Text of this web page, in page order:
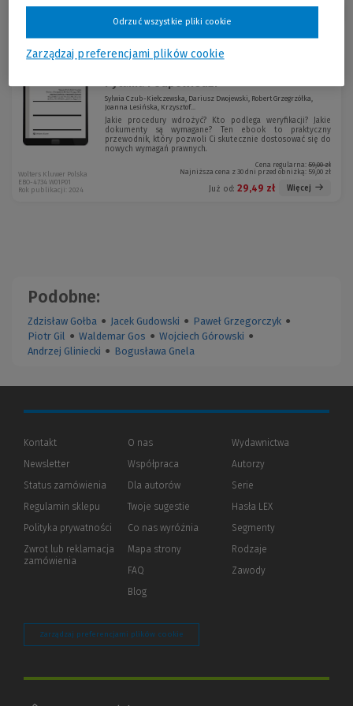
Pytania i odpowiedzi
Sylwia Czub-Kiełczewska, Dariusz Dwojewski, Robert Grzegrzółka,
Joanna Lesińska, Krzysztof...
Jakie procedury wdrożyć? Kto podlega weryfikacji? Jakie
dokumenty są wymagane? Ten ebook to praktyczny
przewodnik, który pozwoli Ci skutecznie dostosować się do
nowych wymagań prawnych.
Cena regularna: 59,00 zł
Najniższa cena z 30 dni przed obniżką: 59,00 zł
Już od: 29,49 zł Więcej
Wolters Kluwer Polska
EBO-4734 W01P01
Rok publikacji: 2024
Podobne:
Zdzisław Gołba ● Jacek Gudowski ● Paweł Grzegorczyk ●
Piotr Gil ● Waldemar Gos ● Wojciech Górowski ●
Andrzej Gliniecki ● Bogusława Gnela
Kontakt
Newsletter
Status zamówienia
Regulamin sklepu
Polityka prywatności (Nowe
(Link
innej
Zwrot lub reklamacja
zamówienia
O nas
Współpraca
Dla autorów(Nowe
(Link
innej
strony)
Twoje sugestie
Co nas wyróżnia
Mapa strony
FAQ
Blog
Wydawnictwa
Autorzy
Serie
Hasła LEX
Segmenty
Rodzaje
Zawody
Zarządzaj preferencjami plików cookie
Zarządzaj preferencjami plików cookie
Odrzuć wszystkie pliki cookie